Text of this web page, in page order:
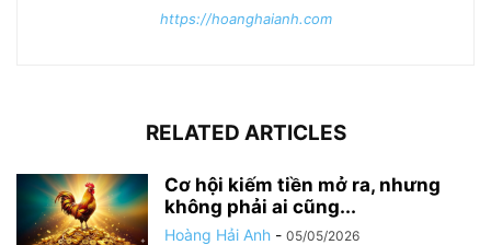
https://hoanghaianh.com
RELATED ARTICLES
Cơ hội kiếm tiền mở ra, nhưng
không phải ai cũng...
Hoàng Hải Anh - 05/05/2026